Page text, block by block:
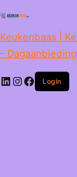
inhoud
Keukenbaas |
–
Login